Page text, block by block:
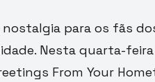
para os fãs
Nesta quarta-feira
From Your